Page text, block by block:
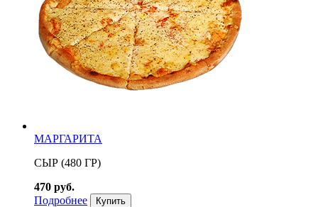
МАРГАРИТА
СЫР (480 ГР)
470 руб.
Подробнее
Купить